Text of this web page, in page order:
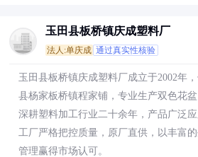
玉田县板桥镇庆成塑料厂
法人:单庆成 通过真实性核验
玉田县板桥镇庆成塑料厂成立于2002年
县杨家板桥镇程家铺，专业生产双色花
深耕塑料加工行业二十余年，产品广泛应
工厂严格把控质量，原厂直供，以丰富
管理赢得市场认可。